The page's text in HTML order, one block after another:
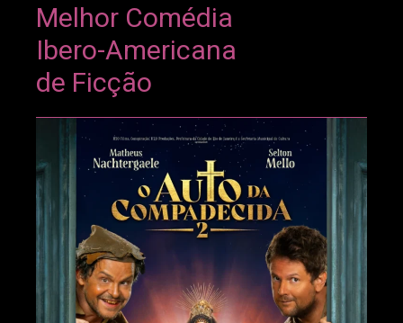
Melhor Comédia
Ibero-Americana
de Ficção